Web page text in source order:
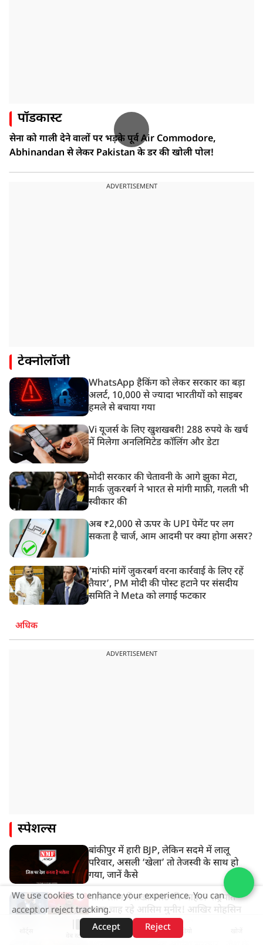
पॉडकास्ट
सेना को गाली देने वालों पर भड़के पूर्व Air Commodore,
Abhinandan से लेकर Pakistan के डर की खोली पोल!
ADVERTISEMENT
टेक्नोलॉजी
WhatsApp हैकिंग को लेकर सरकार का बड़ा
अलर्ट, 10,000 से ज्यादा भारतीयों को साइबर
हमले से बचाया गया
Vi यूजर्स के लिए खुशखबरी! 288 रुपये के खर्च
में मिलेगा अनलिमिटेड कॉलिंग और डेटा
मोदी सरकार की चेतावनी के आगे झुका मेटा,
मार्क ज़ुकरबर्ग ने भारत से मांगी माफ़ी, गलती भी
स्वीकार की
अब ₹2,000 से ऊपर के UPI पेमेंट पर लग
सकता है चार्ज, आम आदमी पर क्या होगा असर?
‘मांफी मांगें जुकरबर्ग वरना कार्रवाई के लिए रहें
तैयार’, PM मोदी की पोस्ट हटाने पर संसदीय
समिति ने Meta को लगाई फटकार
अधिक
ADVERTISEMENT
स्पेशल्स
बांकीपुर में हारी BJP, लेकिन सदमे में लालू
परिवार, असली ‘खेला’ तो तेजस्वी के साथ हो
गया, जानें कैसे
पाकिस्तान में तख्तापलट की आहट? राष्ट्रपति
बनना चाह रहे आसिम मुनीर! आखिर मोहसिन
नकवी को ही क्यों बनाया मोहरा?
वेब स्टोरीज़
We use cookies to enhance your experience. You can
accept or reject tracking.
Accept
Reject